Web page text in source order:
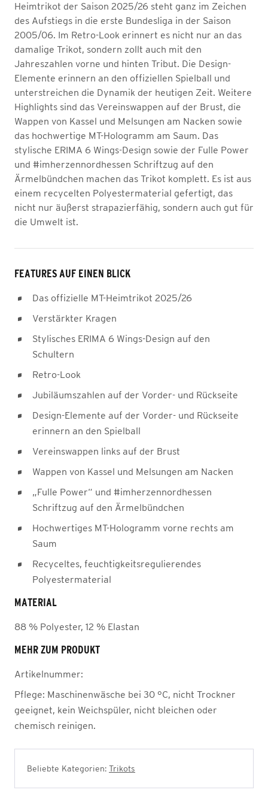
Heimtrikot der Saison 2025/26 steht ganz im Zeichen
des Aufstiegs in die erste Bundesliga in der Saison
2005/06. Im Retro-Look erinnert es nicht nur an das
damalige Trikot, sondern zollt auch mit den
Jahreszahlen vorne und hinten Tribut. Die Design-
Elemente erinnern an den offiziellen Spielball und
unterstreichen die Dynamik der heutigen Zeit. Weitere
Highlights sind das Vereinswappen auf der Brust, die
Wappen von Kassel und Melsungen am Nacken sowie
das hochwertige MT-Hologramm am Saum. Das
stylische ERIMA 6 Wings-Design sowie der Fulle Power
und #imherzennordhessen Schriftzug auf den
Ärmelbündchen machen das Trikot komplett. Es ist aus
einem recycelten Polyestermaterial gefertigt, das
nicht nur äußerst strapazierfähig, sondern auch gut für
die Umwelt ist.
FEATURES AUF EINEN BLICK
Das offizielle MT-Heimtrikot 2025/26
Verstärkter Kragen
Stylisches ERIMA 6 Wings-Design auf den
Schultern
Retro-Look
Jubiläumszahlen auf der Vorder- und Rückseite
Design-Elemente auf der Vorder- und Rückseite
erinnern an den Spielball
Vereinswappen links auf der Brust
Wappen von Kassel und Melsungen am Nacken
„Fulle Power“ und #imherzennordhessen
Schriftzug auf den Ärmelbündchen
Hochwertiges MT-Hologramm vorne rechts am
Saum
Recyceltes, feuchtigkeitsregulierendes
Polyestermaterial
MATERIAL
88 % Polyester, 12 % Elastan
MEHR ZUM PRODUKT
Artikelnummer:
Pflege: Maschinenwäsche bei 30 °C, nicht Trockner
geeignet, kein Weichspüler, nicht bleichen oder
chemisch reinigen.
Beliebte Kategorien: Trikots